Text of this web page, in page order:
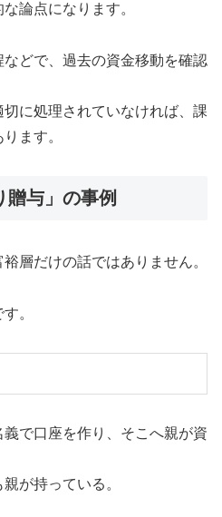
論点になります。
どで、過去の資金移動を確認
に処理されていなければ、課
ます。
贈与」の事例
層だけの話ではありません。
。
で口座を作り、そこへ親が資
が持っている。